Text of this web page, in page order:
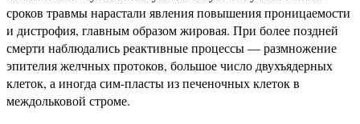
сроков травмы нарастали явления повышения проницаемости
и дистрофия, главным образом жировая. При более поздней
смерти наблюдались реактивные процессы — размножение
эпителия желчных протоков, большое число двухъядерных
клеток, а иногда сим-пласты из печеночных клеток в
междольковой строме.